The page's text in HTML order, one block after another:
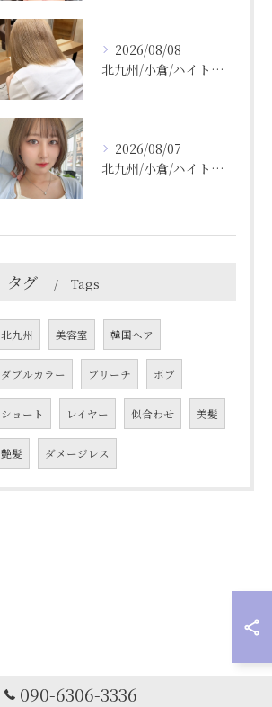
2026/08/08
北九州/小倉/ハイトーン/ケアブリーチ/ブリーチカラー
2026/08/07
北九州/小倉/ハイトーン/ケアブリーチ/ブリーチカラー
タグ Tags
北九州 美容室 韓国ヘア
ダブルカラー ブリーチ ボブ
ショート レイヤー 似合わせ 美髪
艶髪 ダメージレス
090-6306-3336